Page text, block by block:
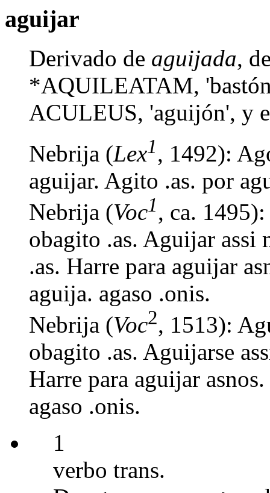
aguijar
Derivado de aguijada,
*AQUILEATAM,
ACULEUS, 'aguijón', y
Nebrija (Lex1, 1492):
aguijar. Agito .as. por
Nebrija (Voc1, ca.
obagito .as. Aguijar assi
.as. Harre para aguijar
aguija. agaso .onis.
Nebrija (Voc2, 1513):
obagito .as. Aguijarse
Harre para aguijar
agaso .onis.
1
verbo trans.